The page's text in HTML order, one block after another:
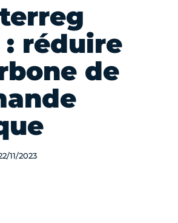
: réduire
de
11/2023